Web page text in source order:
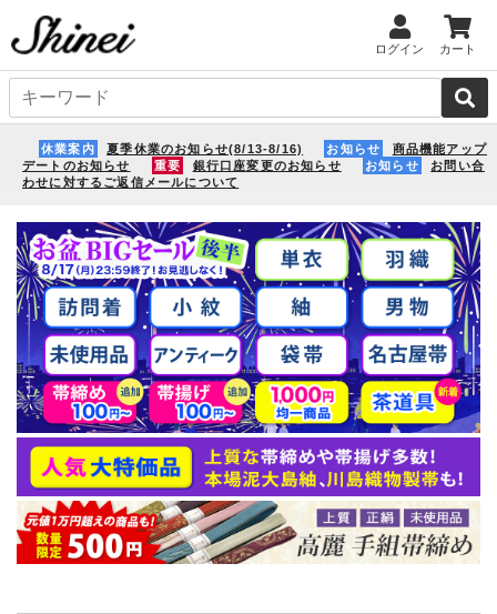
ログイン カート
休業案内 夏季休業のお知らせ(8/13-8/16) お知らせ
商品機能アップ
デートのお知らせ
重要 銀行口座変更のお知らせ お知らせ
お問い合
わせに対するご返信メールについて